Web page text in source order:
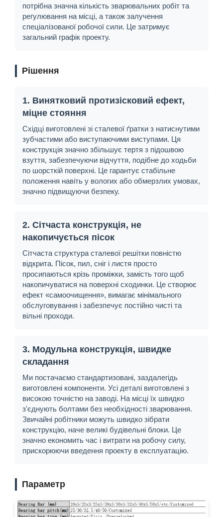
потрібна значна кількість зварювальних робіт та
регулювання на місці, а також залучення
спеціалізованої робочої сили. Це затримує
загальний графік проекту.
Рішення
1. Винятковий протизісковий ефект,
міцне стояння
Східці виготовлені зі сталевої ґратки з натиснутими
зубчастими або виступаючими виступами. Ця
конструкція значно збільшує тертя з підошвою
взуття, забезпечуючи відчуття, подібне до ходьби
по шорсткій поверхні. Це гарантує стабільне
положення навіть у вологих або обмерзлих умовах,
значно підвищуючи безпеку.
2. Сітчаста конструкція, не
накопичується пісок
Сітчаста структура сталевої решітки повністю
відкрита. Пісок, пил, сніг і листя просто
просипаються крізь проміжки, замість того щоб
накопичуватися на поверхні сходинки. Це створює
ефект «самоочищення», вимагає мінімального
обслуговування і забезпечує постійно чисті та
вільні проходи.
3. Модульна конструкція, швидке
складання
Ми постачаємо стандартизовані, заздалегідь
виготовлені компоненти. Усі деталі виготовлені з
високою точністю на заводі. На місці їх швидко
з'єднують болтами без необхідності зварювання.
Звичайні робітники можуть швидко зібрати
конструкцію, наче великі будівельні блоки. Це
значно економить час і витрати на робочу силу,
прискорюючи введення проекту в експлуатацію.
Параметр